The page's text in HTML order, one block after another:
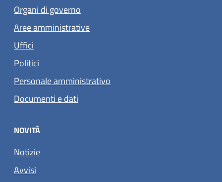
Organi di governo
Aree amministrative
Uffici
Politici
Personale amministrativo
Documenti e dati
NOVITÀ
Notizie
Avvisi